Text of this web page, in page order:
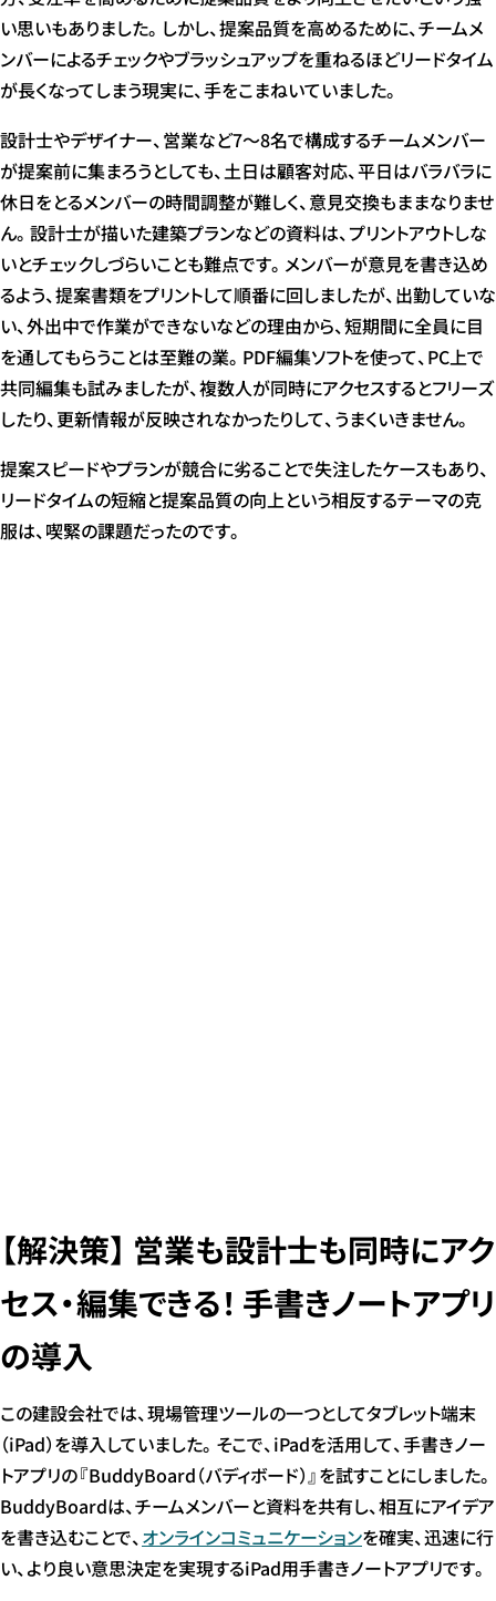
い思いもありました。しかし、提案品質を高めるために、チームメ
ンバーによるチェックやブラッシュアップを重ねるほどリードタイム
が長くなってしまう現実に、手をこまねいていました。
設計士やデザイナー、営業など7～8名で構成するチームメンバー
が提案前に集まろうとしても、土日は顧客対応、平日はバラバラに
休日をとるメンバーの時間調整が難しく、意見交換もままなりませ
ん。設計士が描いた建築プランなどの資料は、プリントアウトしな
いとチェックしづらいことも難点です。メンバーが意見を書き込め
るよう、提案書類をプリントして順番に回しましたが、出勤していな
い、外出中で作業ができないなどの理由から、短期間に全員に目
を通してもらうことは至難の業。PDF編集ソフトを使って、PC上で
共同編集も試みましたが、複数人が同時にアクセスするとフリーズ
したり、更新情報が反映されなかったりして、うまくいきません。
提案スピードやプランが競合に劣ることで失注したケースもあり、
リードタイムの短縮と提案品質の向上という相反するテーマの克
服は、喫緊の課題だったのです。
【解決策】 営業も設計士も同時にアク
セス・編集できる！ 手書きノートアプリ
の導入
この建設会社では、現場管理ツールの一つとしてタブレット端末
（iPad）を導入していました。そこで、iPadを活用して、手書きノー
トアプリの『BuddyBoard（バディボード）』を試すことにしました。
BuddyBoardは、チームメンバーと資料を共有し、相互にアイデア
を書き込むことで、オンラインコミュニケーションを確実、迅速に行
い、より良い意思決定を実現するiPad用手書きノートアプリです。